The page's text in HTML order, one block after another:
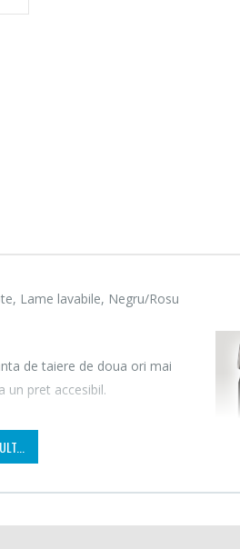
Lame lavabile, Negru/Rosu
de taiere de doua ori mai
un pret accesibil.
de fiecare data, in
ca aparatul